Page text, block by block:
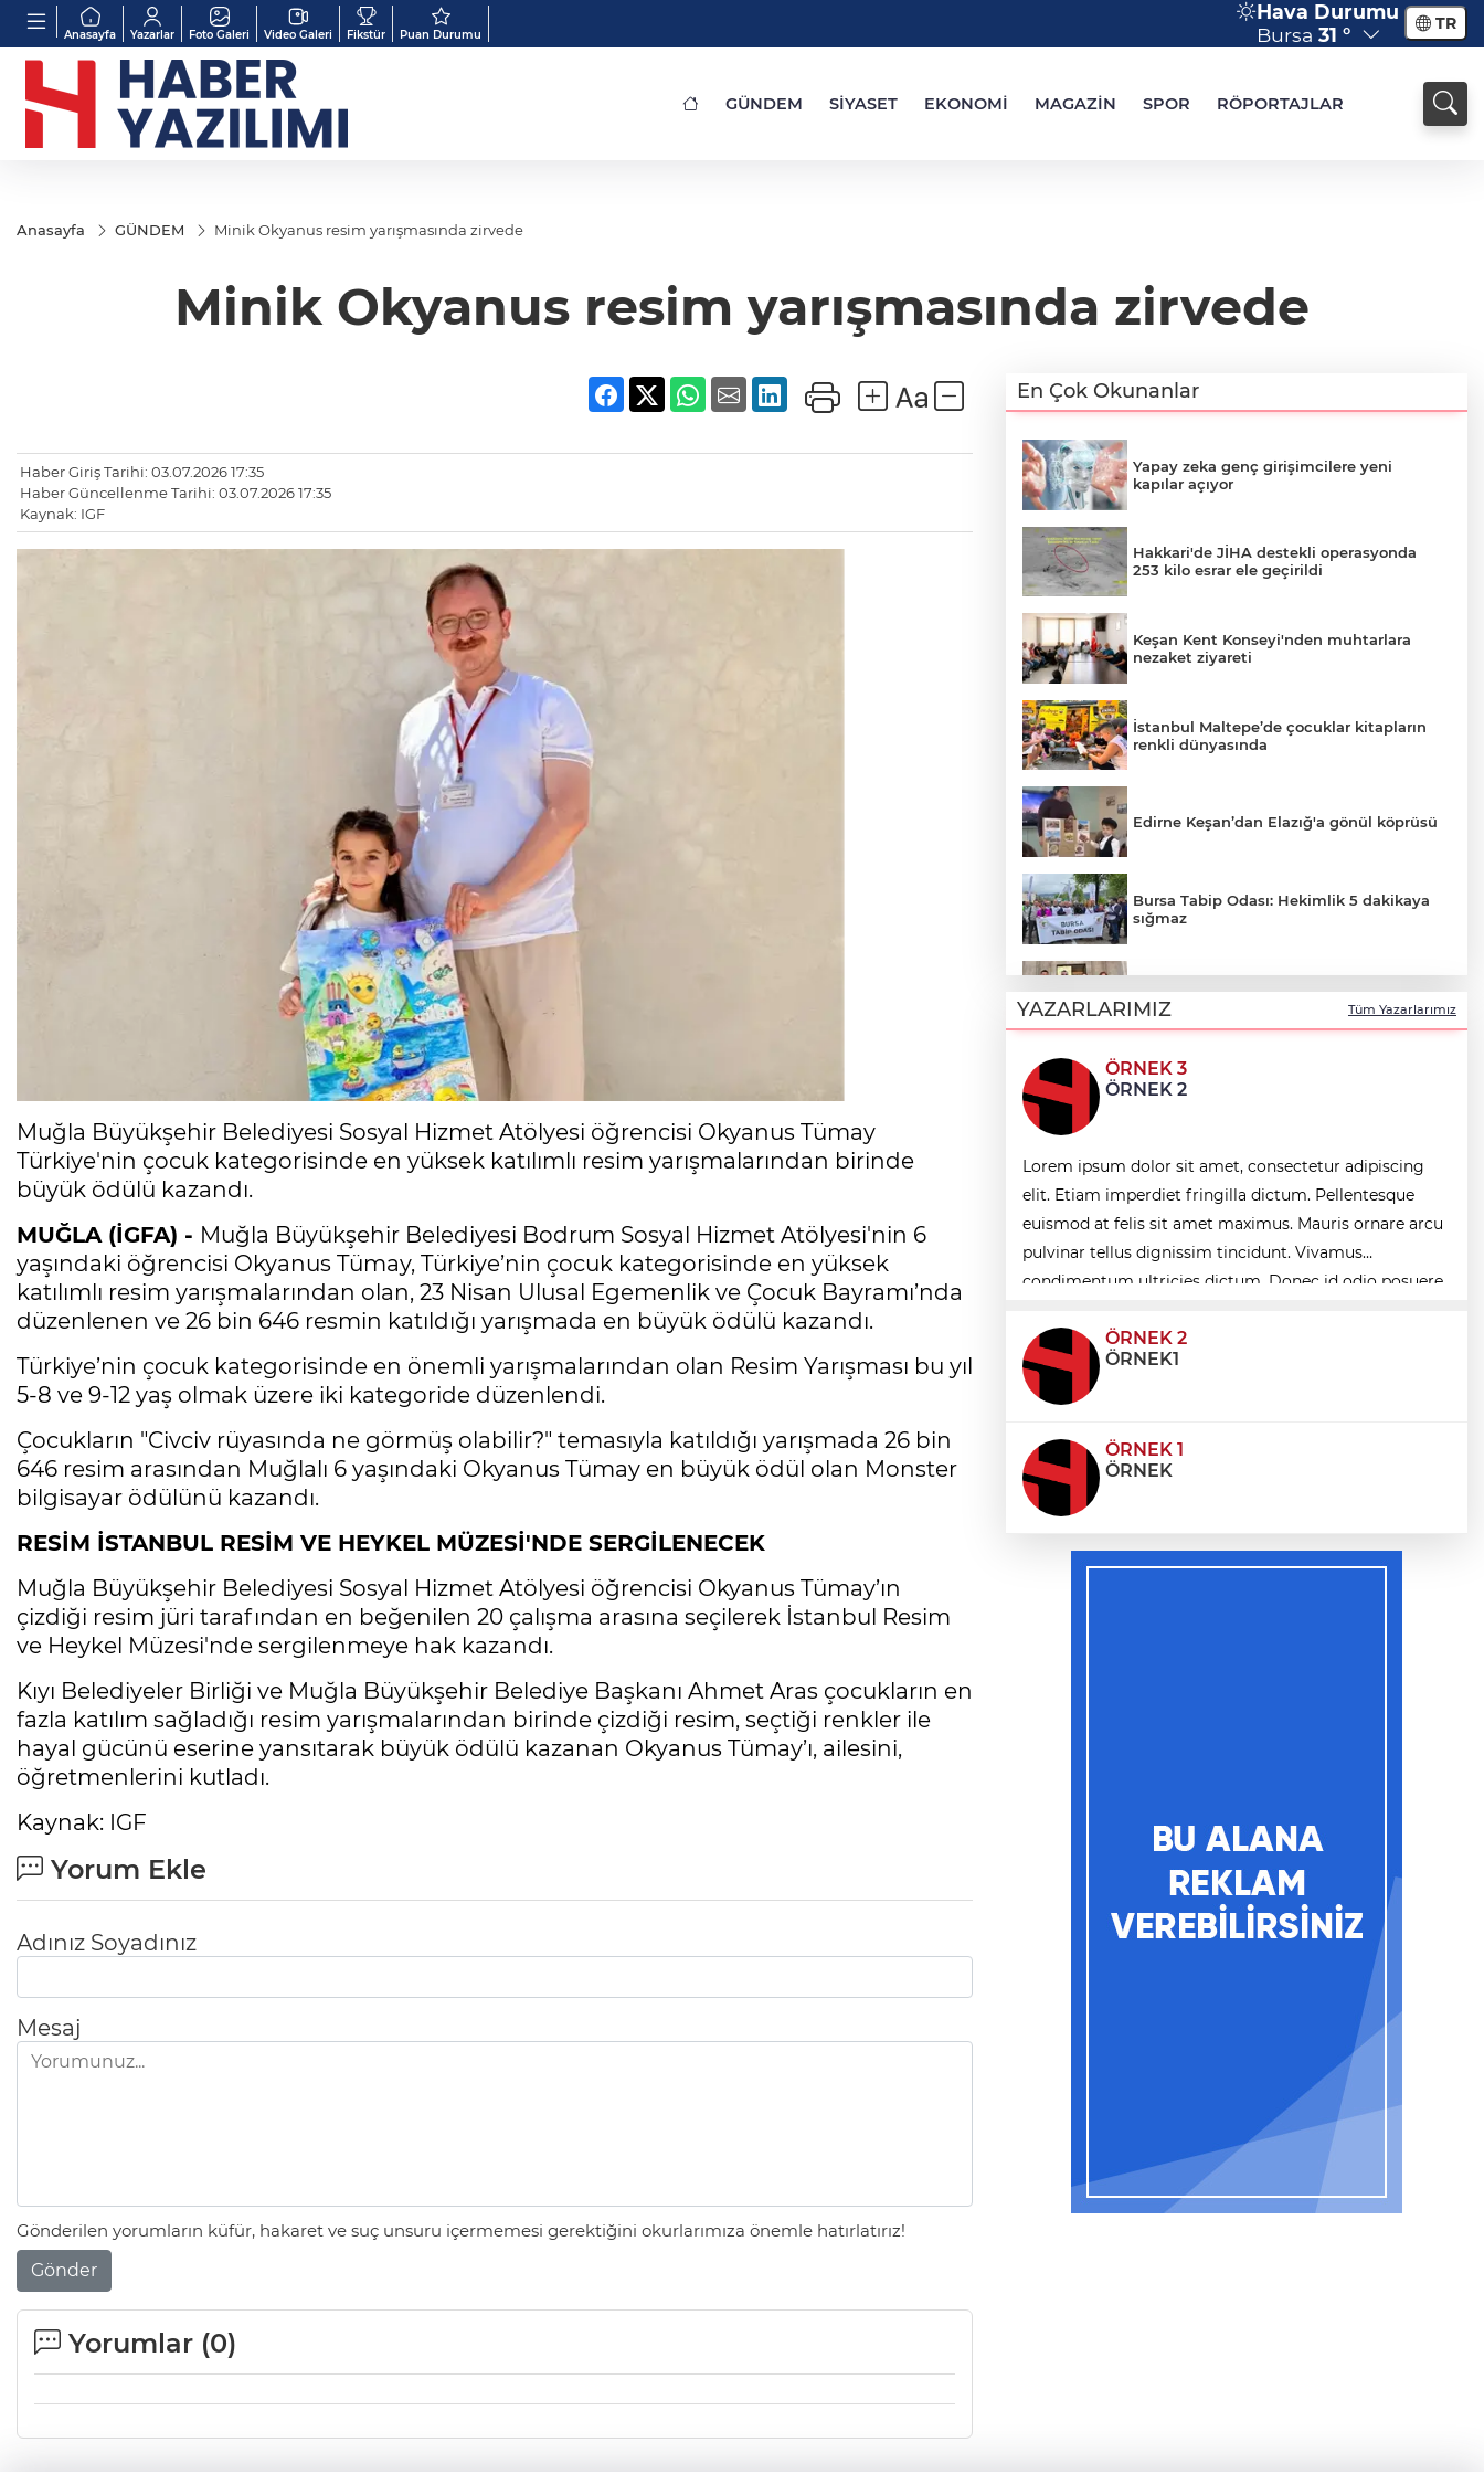
Anasayfa Yazarlar Foto Galeri Video Galeri Fikstür Puan Durumu
Hava Durumu
Bursa 31 ° TR
GÜNDEM SİYASET EKONOMİ MAGAZİN SPOR RÖPORTAJLAR
Anasayfa GÜNDEM Minik Okyanus resim yarışmasında zirvede
Minik Okyanus resim yarışmasında zirvede
Haber Giriş Tarihi: 03.07.2026 17:35
Haber Güncellenme Tarihi: 03.07.2026 17:35
Kaynak: IGF
Muğla Büyükşehir Belediyesi Sosyal Hizmet Atölyesi öğrencisi Okyanus Tümay
Türkiye'nin çocuk kategorisinde en yüksek katılımlı resim yarışmalarından birinde
büyük ödülü kazandı.
MUĞLA (İGFA) - Muğla Büyükşehir Belediyesi Bodrum Sosyal Hizmet Atölyesi'nin 6
yaşındaki öğrencisi Okyanus Tümay, Türkiye’nin çocuk kategorisinde en yüksek
katılımlı resim yarışmalarından olan, 23 Nisan Ulusal Egemenlik ve Çocuk Bayramı’nda
düzenlenen ve 26 bin 646 resmin katıldığı yarışmada en büyük ödülü kazandı.
Türkiye’nin çocuk kategorisinde en önemli yarışmalarından olan Resim Yarışması bu yıl
5-8 ve 9-12 yaş olmak üzere iki kategoride düzenlendi.
Çocukların "Civciv rüyasında ne görmüş olabilir?" temasıyla katıldığı yarışmada 26 bin
646 resim arasından Muğlalı 6 yaşındaki Okyanus Tümay en büyük ödül olan Monster
bilgisayar ödülünü kazandı.
RESİM İSTANBUL RESİM VE HEYKEL MÜZESİ'NDE SERGİLENECEK
Muğla Büyükşehir Belediyesi Sosyal Hizmet Atölyesi öğrencisi Okyanus Tümay’ın
çizdiği resim jüri tarafından en beğenilen 20 çalışma arasına seçilerek İstanbul Resim
ve Heykel Müzesi'nde sergilenmeye hak kazandı.
Kıyı Belediyeler Birliği ve Muğla Büyükşehir Belediye Başkanı Ahmet Aras çocukların en
fazla katılım sağladığı resim yarışmalarından birinde çizdiği resim, seçtiği renkler ile
hayal gücünü eserine yansıtarak büyük ödülü kazanan Okyanus Tümay’ı, ailesini,
öğretmenlerini kutladı.
Kaynak: IGF
Yorum Ekle
Adınız Soyadınız
Mesaj
Gönderilen yorumların küfür, hakaret ve suç unsuru içermemesi gerektiğini okurlarımıza önemle hatırlatırız!
Gönder
Yorumlar (0)
En Çok Okunanlar
Yapay zeka genç girişimcilere yeni
kapılar açıyor
Hakkari'de JİHA destekli operasyonda
253 kilo esrar ele geçirildi
Keşan Kent Konseyi'nden muhtarlara
nezaket ziyareti
İstanbul Maltepe’de çocuklar kitapların
renkli dünyasında
Edirne Keşan’dan Elazığ'a gönül köprüsü
Bursa Tabip Odası: Hekimlik 5 dakikaya
sığmaz
temaslar
Keşan eski İlçe Millî Eğitim Müdürü
vefatının yıl dönümünde anıldı
Keşan'da 177 milyon liralık yeni Hükümet
Konağı'nın temeli atıldı
İzmit'te 3 Çınar Çocuk Evi için kura
çekimi gerçekleştirildi
YAZARLARIMIZ Tüm Yazarlarımız
ÖRNEK 3
ÖRNEK 2
Lorem ipsum dolor sit amet, consectetur adipiscing
elit. Etiam imperdiet fringilla dictum. Pellentesque
euismod at felis sit amet maximus. Mauris ornare arcu
pulvinar tellus dignissim tincidunt. Vivamus
condimentum ultricies dictum. Donec id odio posuere,
ÖRNEK 2
ÖRNEK1
ÖRNEK 1
ÖRNEK